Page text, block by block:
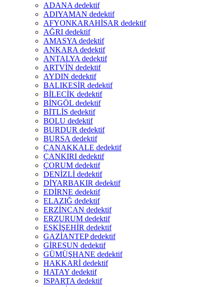
ADANA dedektif
ADIYAMAN dedektif
AFYONKARAHİSAR dedektif
AĞRI dedektif
AMASYA dedektif
ANKARA dedektif
ANTALYA dedektif
ARTVİN dedektif
AYDIN dedektif
BALIKESİR dedektif
BİLECİK dedektif
BİNGÖL dedektif
BİTLİS dedektif
BOLU dedektif
BURDUR dedektif
BURSA dedektif
ÇANAKKALE dedektif
ÇANKIRI dedektif
ÇORUM dedektif
DENİZLİ dedektif
DİYARBAKIR dedektif
EDİRNE dedektif
ELAZIĞ dedektif
ERZİNCAN dedektif
ERZURUM dedektif
ESKİŞEHİR dedektif
GAZİANTEP dedektif
GİRESUN dedektif
GÜMÜŞHANE dedektif
HAKKARİ dedektif
HATAY dedektif
ISPARTA dedektif